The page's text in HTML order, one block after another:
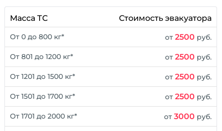
Масса ТС Стоимость эвакуатора
От 0 до 800 кг* от2500 руб.
От 801 до 1200 кг* от2500 руб.
От 1201 до 1500 кг* от2500 руб.
От 1501 до 1700 кг* от2500 руб.
От 1701 до 2000 кг* от3000 руб.